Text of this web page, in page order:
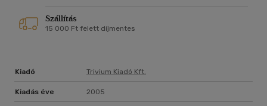
Szállítás
15 000 Ft felett díjmentes
Kiadó Trivium Kiadó Kft.
Kiadás éve 2005